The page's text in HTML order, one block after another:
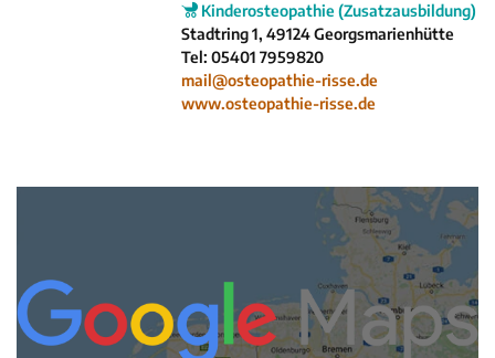
Kinderosteopathie (Zusatzausbildung)
Stadtring 1, 49124 Georgsmarienhütte
Tel: 05401 7959820
mail@osteopathie-risse.de
www.osteopathie-risse.de